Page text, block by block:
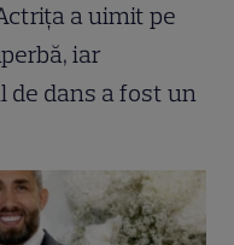
a uimit pe
iar
de dans a fost un